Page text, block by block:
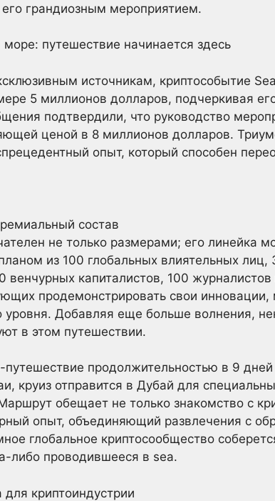
грандиозным мероприятием.
путешествие начинается здесь
источникам, криптособытие
5 миллионов долларов, подчеркивая
подтвердили, что руководство
ценой в 8 миллионов долларов.
опыт, который способен
состав
не только размерами; его линейка
из 100 глобальных влиятельных
венчурных капиталистов, 100
продемонстрировать свои
уровня. Добавляя еще больше волнения,
в этом путешествии.
путешествие продолжительностью в 9 дней
круиз отправится в Дубай для
обещает не только знакомство с
опыт, объединяющий развлечения с
глобальное криптосообщество
либо проводившееся в sea.
для криптоиндустрии